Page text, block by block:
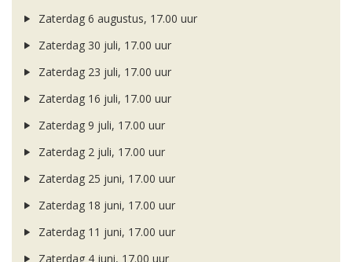
Zaterdag 6 augustus, 17.00 uur
Zaterdag 30 juli, 17.00 uur
Zaterdag 23 juli, 17.00 uur
Zaterdag 16 juli, 17.00 uur
Zaterdag 9 juli, 17.00 uur
Zaterdag 2 juli, 17.00 uur
Zaterdag 25 juni, 17.00 uur
Zaterdag 18 juni, 17.00 uur
Zaterdag 11 juni, 17.00 uur
Zaterdag 4 juni, 17.00 uur